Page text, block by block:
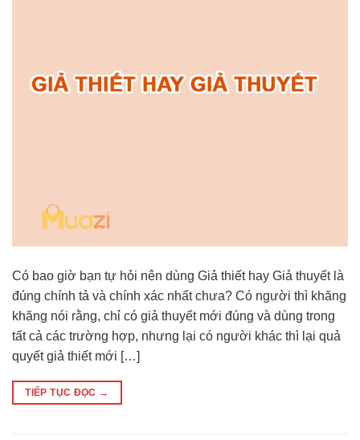
Có bao giờ bạn tự hỏi nên dùng Giả thiết hay Giả thuyết là
đúng chính tả và chính xác nhất chưa? Có người thì khăng
khăng nói rằng, chỉ có giả thuyết mới đúng và dùng trong
tất cả các trường hợp, nhưng lại có người khác thì lại quả
quyết giả thiết mới […]
TIẾP TỤC ĐỌC →